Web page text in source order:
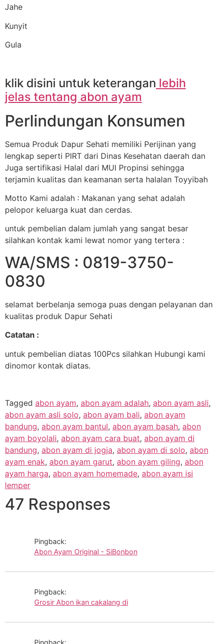
Jahe
Kunyit
Gula
klik disini untuk keterangan lebih
jelas tentang abon ayam
Perlindungan Konsumen
Semua Produk Dapur Sehati memiliki Perijinan yang
lengkap seperti PIRT dari Dinas Kesehatan daerah dan
Juga sertifikasi Halal dari MUI Propinsi sehingga
terjamin kualitas dan keamanan serta halalan Toyyibah
Motto Kami adalah : Makanan yang sehat adalah
pelopor keluarga kuat dan cerdas.
untuk pembelian dalam jumlah yang sangat besar
silahkan kontak kami lewat nomor yang tertera :
WA/SMS : 0819-3750-
0830
selamat berbelanja semoga puas dengan pelayanan dan
kualitas produk Dapur Sehati
Catatan :
untuk pembelian diatas 100Pcs silahkan Hubungi kami
dinomor kontak diatas.
Tagged abon ayam, abon ayam adalah, abon ayam asli,
abon ayam asli solo, abon ayam bali, abon ayam
bandung, abon ayam bantul, abon ayam basah, abon
ayam boyolali, abon ayam cara buat, abon ayam di
bandung, abon ayam di jogja, abon ayam di solo, abon
ayam enak, abon ayam garut, abon ayam giling, abon
ayam harga, abon ayam homemade, abon ayam isi
lemper
47 Responses
Pingback:
Abon Ayam Original - SiBonbon
Pingback:
Grosir Abon ikan cakalang di